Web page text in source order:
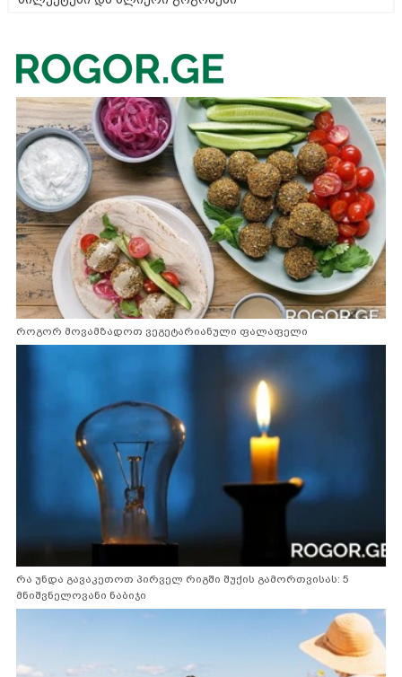
როგორ მოვამზადოთ ვეგეტარიანული ფალაფელი
რა უნდა გავაკეთოთ პირველ რიგში შუქის გამორთვისას: 5
მნიშვნელოვანი ნაბიჯი